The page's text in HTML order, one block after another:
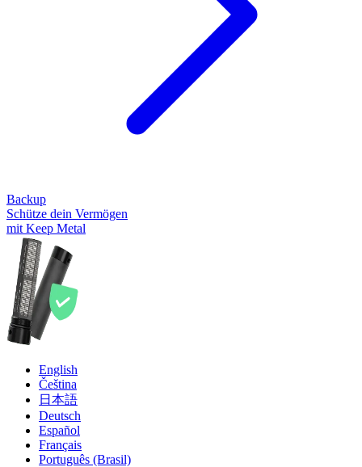
Backup
Schütze dein Vermögen
mit Keep Metal
English
Čeština
日本語
Deutsch
Español
Français
Português (Brasil)